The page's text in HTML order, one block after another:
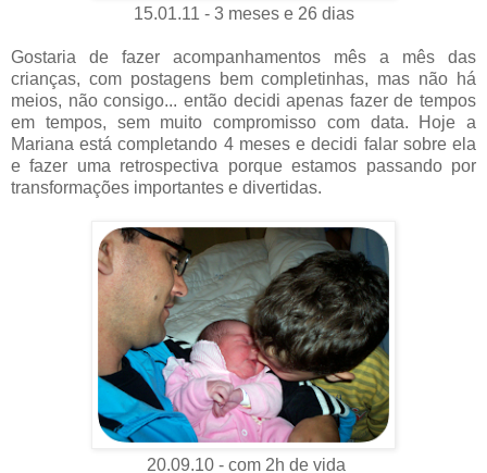
15.01.11 - 3 meses e 26 dias
Gostaria de fazer acompanhamentos mês a mês das
crianças, com postagens bem completinhas, mas não há
meios, não consigo... então decidi apenas fazer de tempos
em tempos, sem muito compromisso com data. Hoje a
Mariana está completando 4 meses e decidi falar sobre ela
e fazer uma retrospectiva porque estamos passando por
transformações importantes e divertidas.
20.09.10 - com 2h de vida